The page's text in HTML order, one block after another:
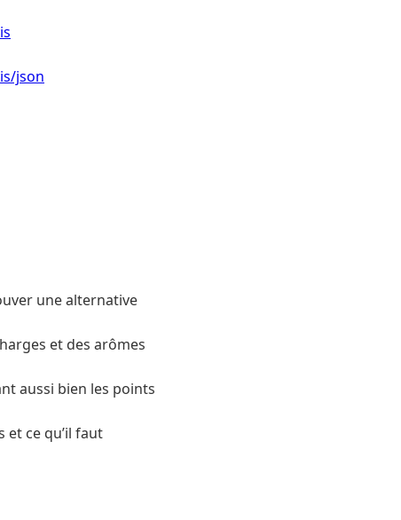
json
une alternative
et des arômes
aussi bien les points
et ce qu’il faut